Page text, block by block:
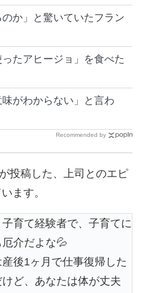
か」と驚いていたフラン
たアヒージョ」を食べた
がわからない」と言わ
Recommended by
投稿した、上司とのエピ
ます。
育て経験者で、子育てに
介だよな💦
後1ヶ月で仕事復帰した
ど、あなたは体が丈夫